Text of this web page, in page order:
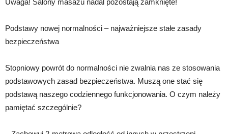
Uwaga! Salony masażu nadal pozostają zamknięte!
Podstawy nowej normalności – najważniejsze stałe zasady
bezpieczeństwa
Stopniowy powrót do normalności nie zwalnia nas ze stosowania
podstawowych zasad bezpieczeństwa. Muszą one stać się
podstawą naszego codziennego funkcjonowania. O czym należy
pamiętać szczególnie?